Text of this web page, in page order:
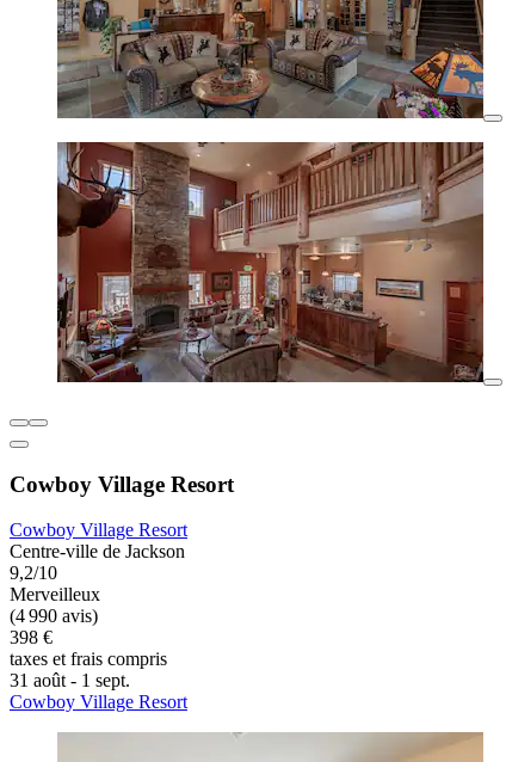
Cowboy Village Resort
Cowboy Village Resort
Centre-ville de Jackson
9,2/10
Merveilleux
(4 990 avis)
398 €
taxes et frais compris
31 août - 1 sept.
Cowboy Village Resort